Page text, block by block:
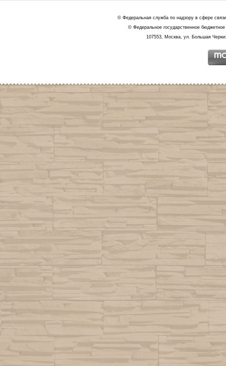
© Федеральная служба по надзору в сфере
© Федеральное государственное
107553, Москва, ул. Большая